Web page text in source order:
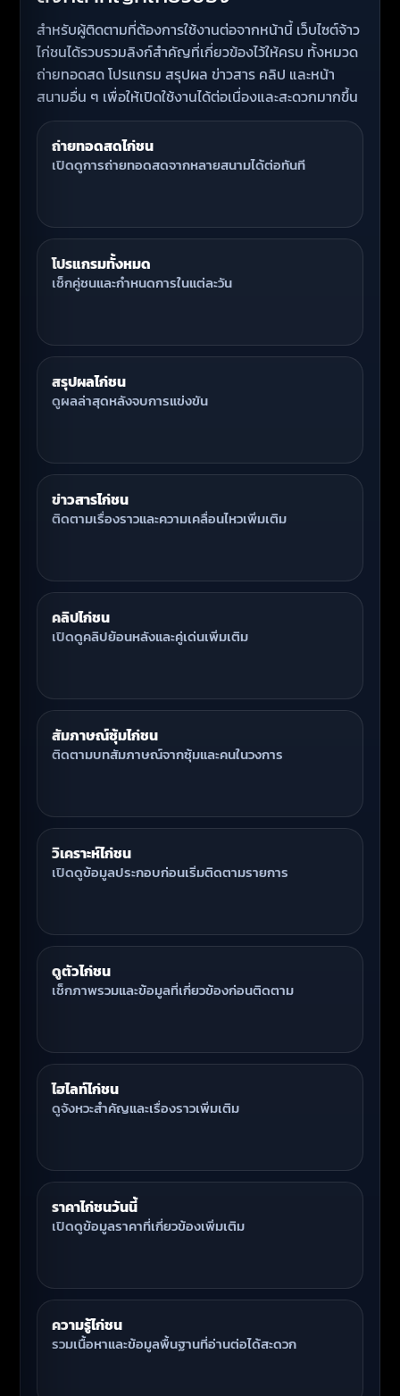
สำหรับผู้ติดตามที่ต้องการใช้งานต่อจากหน้านี้ เว็บไซต์จ้าว
ไก่ชนได้รวบรวมลิงก์สำคัญที่เกี่ยวข้องไว้ให้ครบ ทั้งหมวด
ถ่ายทอดสด โปรแกรม สรุปผล ข่าวสาร คลิป และหน้า
สนามอื่น ๆ เพื่อให้เปิดใช้งานได้ต่อเนื่องและสะดวกมากขึ้น
ถ่ายทอดสดไก่ชน
เปิดดูการถ่ายทอดสดจากหลายสนามได้ต่อทันที
โปรแกรมทั้งหมด
เช็กคู่ชนและกำหนดการในแต่ละวัน
สรุปผลไก่ชน
ดูผลล่าสุดหลังจบการแข่งขัน
ข่าวสารไก่ชน
ติดตามเรื่องราวและความเคลื่อนไหวเพิ่มเติม
คลิปไก่ชน
เปิดดูคลิปย้อนหลังและคู่เด่นเพิ่มเติม
สัมภาษณ์ซุ้มไก่ชน
ติดตามบทสัมภาษณ์จากซุ้มและคนในวงการ
วิเคราะห์ไก่ชน
เปิดดูข้อมูลประกอบก่อนเริ่มติดตามรายการ
ดูตัวไก่ชน
เช็กภาพรวมและข้อมูลที่เกี่ยวข้องก่อนติดตาม
ไฮไลท์ไก่ชน
ดูจังหวะสำคัญและเรื่องราวเพิ่มเติม
ราคาไก่ชนวันนี้
เปิดดูข้อมูลราคาที่เกี่ยวข้องเพิ่มเติม
ความรู้ไก่ชน
รวมเนื้อหาและข้อมูลพื้นฐานที่อ่านต่อได้สะดวก